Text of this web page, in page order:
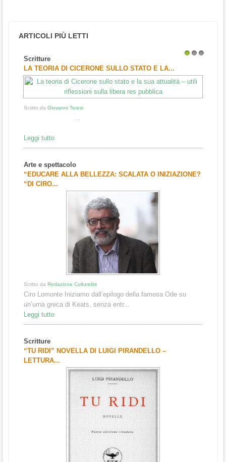
ARTICOLI PIÙ LETTI
Scritture
LA TEORIA DI CICERONE SULLO STATO E LA...
Scritto da Giovanni Teresi
...
Leggi tutto
Arte e spettacolo
“EDUCARE ALLA BELLEZZA: SCALATA O INIZIAZIONE?
“DI CIRO...
Scritto da Redazione Culturelite
Ciro Lomonte Iniziamo dall’epilogo della famosa Ode su
un’urna greca di Keats, senza entr...
Leggi tutto
Scritture
“TU RIDI” NOVELLA DI LUIGI PIRANDELLO –
LETTURA...